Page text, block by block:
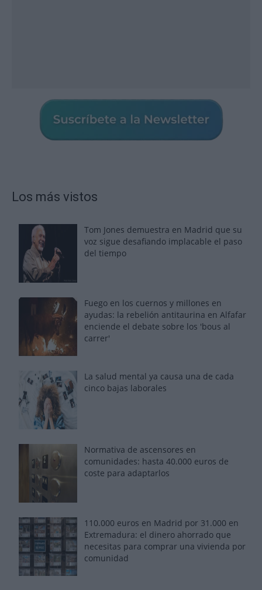
Los más vistos
Tom Jones demuestra en Madrid que su
voz sigue desafiando implacable el paso
del tiempo
Fuego en los cuernos y millones en
ayudas: la rebelión antitaurina en Alfafar
enciende el debate sobre los 'bous al
carrer'
La salud mental ya causa una de cada
cinco bajas laborales
Normativa de ascensores en
comunidades: hasta 40.000 euros de
coste para adaptarlos
110.000 euros en Madrid por 31.000 en
Extremadura: el dinero ahorrado que
necesitas para comprar una vivienda por
comunidad